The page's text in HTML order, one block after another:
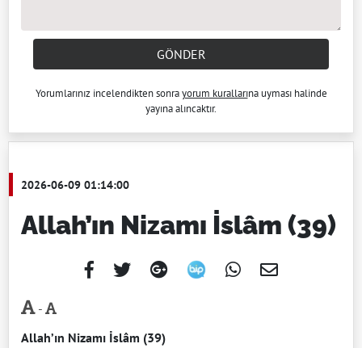
GÖNDER
Yorumlarınız incelendikten sonrayorum kurallarına uyması halinde
yayına alıncaktır.
2026-06-09 01:14:00
Allah’ın Nizamı İslâm (39)
-
Allah’ın Nizamı İslâm (39)